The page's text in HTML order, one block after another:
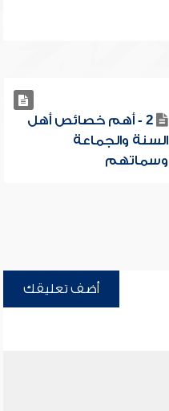
2 - أهم خصائص أهل
السنة والجماعة
وسماتهم
أضف تعليقك